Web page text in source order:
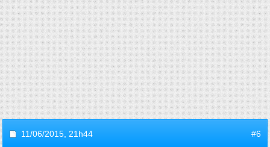
11/06/2015, 21h44 #6